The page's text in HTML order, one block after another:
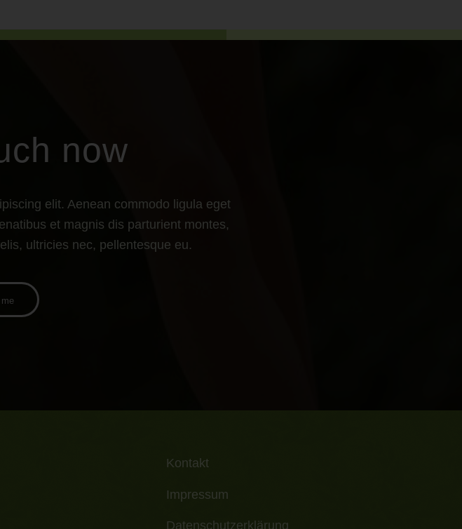
now
elit. Aenean commodo ligula eget
et magnis dis parturient montes,
ultricies nec, pellentesque eu.
Kontakt
Impressum
Datenschutzerklärung